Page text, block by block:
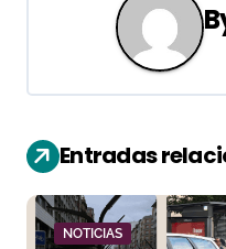
c
i
ó
n
Entradas
NOTICIAS